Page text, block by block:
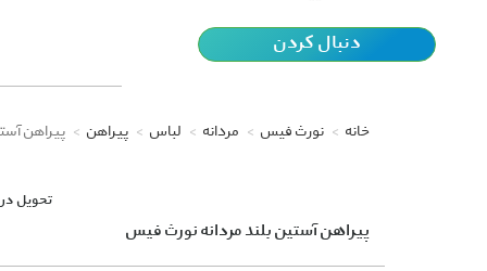
دنبال کردن
تحویل در
خانه نورث فیس مردانه لباس پیراهن پیراهن
پیراهن آستین بلند مردانه نورث فیس